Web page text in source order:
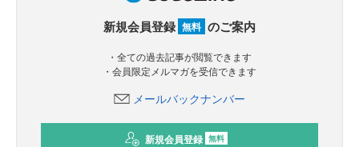
新規会員登録 無料 のご案内
・全ての過去記事が閲覧できます
・会員限定メルマガを受信できます
メールバックナンバー
新規会員登録 無料